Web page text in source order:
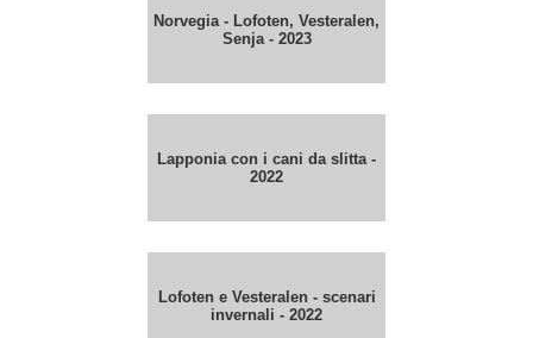
Norvegia - Lofoten, Vesteralen,
Senja - 2023
Lapponia con i cani da slitta -
2022
Lofoten e Vesteralen - scenari
invernali - 2022